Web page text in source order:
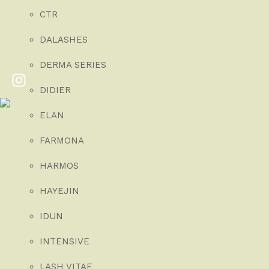
CTR
DALASHES
DERMA SERIES
DIDIER
ELAN
FARMONA
HARMOS
HAYEJIN
IDUN
INTENSIVE
LASH VITAE